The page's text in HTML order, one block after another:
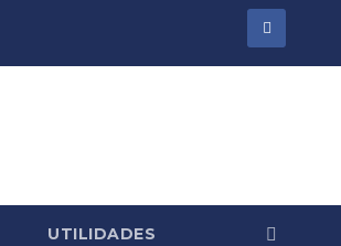
UTILIDADES